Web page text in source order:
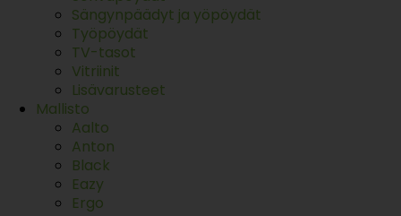
Sängynpäädyt ja yöpöydät
Työpöydät
TV-tasot
Vitriinit
Lisävarusteet
Mallisto
Aalto
Anton
Black
Eazy
Ergo